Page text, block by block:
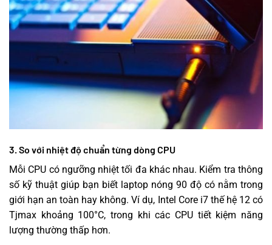
3. So với nhiệt độ chuẩn từng dòng CPU
Mỗi CPU có ngưỡng nhiệt tối đa khác nhau. Kiểm tra thông
số kỹ thuật giúp bạn biết laptop nóng 90 độ có nằm trong
giới hạn an toàn hay không. Ví dụ, Intel Core i7 thế hệ 12 có
Tjmax khoảng 100°C, trong khi các CPU tiết kiệm năng
lượng thường thấp hơn.